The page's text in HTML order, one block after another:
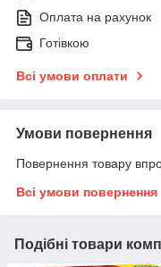
Оплата на рахунок
Готівкою
Всі умови оплати
Умови повернення
Повернення товару
Всі умови повернення
Подібні товари